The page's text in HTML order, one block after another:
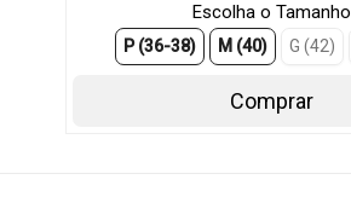
Escolha o Tamanho
P (36-38) M (40) G (42)
Comprar